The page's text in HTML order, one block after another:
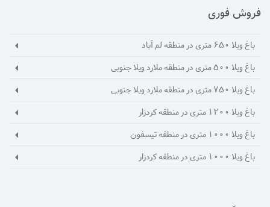
فروش فوری
باغ ویلا 650 متری در منطقه لم آباد
باغ ویلا 500 متری در منطقه ملارد ویلا جنوبی
باغ ویلا 750 متری در منطقه ملارد ویلا جنوبی
باغ ویلا 1200 متری در منطقه کردزار
باغ ویلا 1000 متری در منطقه تیسفون
باغ ویلا 1000 متری در منطقه کردزار